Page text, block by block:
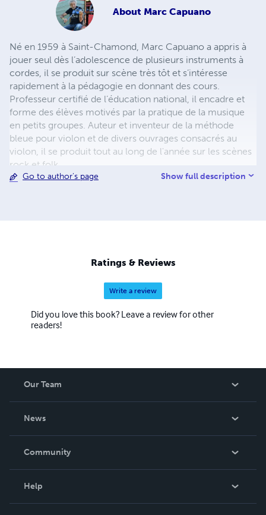
About Marc Capuano
Né en 1959 à Saint-Chamond, Marc Capuano a appris à
jouer seul dès l’adolescence de plusieurs instruments à
cordes, il se produit sur scène très tôt et s’intéresse
rapidement à la pédagogie en donnant des cours.
Professeur certifié de l’éducation national, il encadre et
forme des élèves motivés par la pratique de la musique
en petits groupes. Auteur et inventeur de la méthode
bleue pour violon et de divers ouvrages consacrés au
violon, il se produit tout au long de l'année sur les scènes
rock et folk.
Go to author's page Show full description
Ratings & Reviews
Write a review
Did you love this book? Leave a review for other
readers!
Our Team
News
In The News
Community
Help